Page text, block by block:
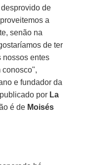
desprovido de
a
senão na
de ter
nossos entes
conosco",
e fundador da
por La
é de Moisés